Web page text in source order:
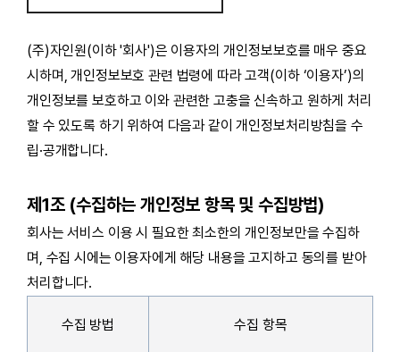
(주)자인원(이하 '회사')은 이용자의 개인정보보호를 매우 중요
시하며, 개인정보보호 관련 법령에 따라 고객(이하 ‘이용자’)의
개인정보를 보호하고 이와 관련한 고충을 신속하고 원하게 처리
할 수 있도록 하기 위하여 다음과 같이 개인정보처리방침을 수
립·공개합니다.
제1조 (수집하는 개인정보 항목 및 수집방법)
회사는 서비스 이용 시 필요한 최소한의 개인정보만을 수집하
며, 수집 시에는 이용자에게 해당 내용을 고지하고 동의를 받아
처리합니다.
수집 방법 수집 항목